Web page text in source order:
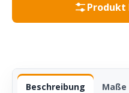
Beschreibung